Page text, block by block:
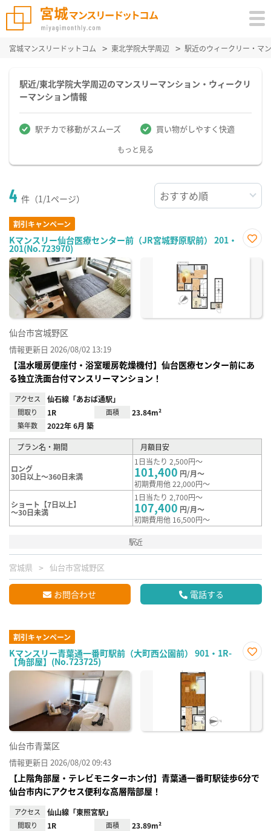
宮城マンスリードットコム 東北学院大学周辺 駅近のウィークリー・マ
駅近/東北学院大学周辺のマンスリーマンション・ウィークリ
ーマンション情報
駅チカで移動がスムーズ 買い物がしやすく快適
もっと見る
4 件（1/1ページ）
割引キャンペーン
Kマンスリー仙台医療センター前（JR宮城野原駅前） 201・
201(No.723970)
に入
仙台市宮城野区
情報更新日 2026/08/02 13:19
【温水暖房便座付・浴室暖房乾燥機付】仙台医療センター前にあ
る独立洗面台付マンスリーマンション！
アクセス 仙石線「あおば通駅」
間取り 1R 面積 23.84m²
築年数 2022年 6月 築
プラン名・期間 月額目安
ロング
30日以上～360日未満
1日当たり 2,500円～
101,400 円/月～
初期費用他 22,000円～
ショート【7日以上】
～30日未満
1日当たり 2,700円～
107,400 円/月～
初期費用他 16,500円～
駅近
宮城県 仙台市宮城野区
お問合わせ 電話する
割引キャンペーン
Kマンスリー青葉通一番町駅前（大町西公園前） 901・1R-
【角部屋】(No.723725)
に入
仙台市青葉区
情報更新日 2026/08/02 09:43
【上階角部屋・テレビモニターホン付】青葉通一番町駅徒歩6分で
仙台市内にアクセス便利な高層階部屋！
アクセス 仙山線「東照宮駅」
間取り 1R 面積 23.89m²